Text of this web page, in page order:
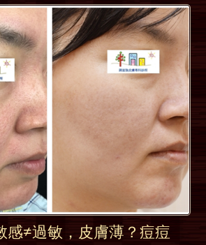
感≠過敏，皮膚薄？痘痘